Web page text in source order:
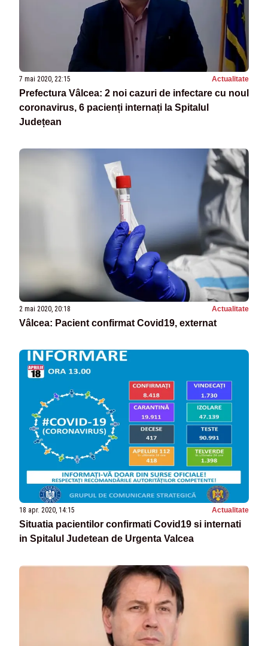
7 mai 2020, 22:15 Actualitate
Prefectura Vâlcea: 2 noi cazuri de infectare cu noul
coronavirus, 6 pacienți internați la Spitalul
Județean
2 mai 2020, 20:18 Actualitate
Vâlcea: Pacient confirmat Covid19, externat
18 apr. 2020, 14:15 Actualitate
Situatia pacientilor confirmati Covid19 si internati
in Spitalul Judetean de Urgenta Valcea